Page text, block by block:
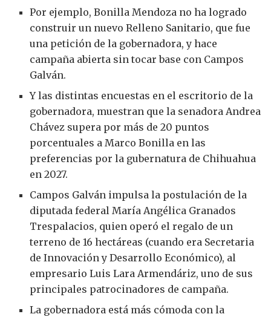
Por ejemplo, Bonilla Mendoza no ha logrado
construir un nuevo Relleno Sanitario, que fue
una petición de la gobernadora, y hace
campaña abierta sin tocar base con Campos
Galván.
Y las distintas encuestas en el escritorio de la
gobernadora, muestran que la senadora Andrea
Chávez supera por más de 20 puntos
porcentuales a Marco Bonilla en las
preferencias por la gubernatura de Chihuahua
en 2027.
Campos Galván impulsa la postulación de la
diputada federal María Angélica Granados
Trespalacios, quien operó el regalo de un
terreno de 16 hectáreas (cuando era Secretaria
de Innovación y Desarrollo Económico), al
empresario Luis Lara Armendáriz, uno de sus
principales patrocinadores de campaña.
La gobernadora está más cómoda con la